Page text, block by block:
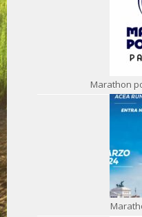
Marathon